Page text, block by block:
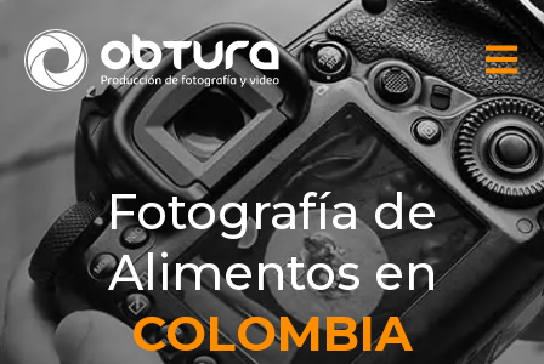
Fotografía de
Alimentos en
COLOMBIA